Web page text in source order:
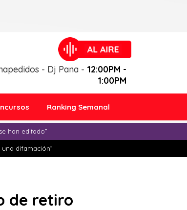
- Dj Pana - 12:00PM -
1:00PM
Ranking Semanal
han editado”
difamación”
de retiro